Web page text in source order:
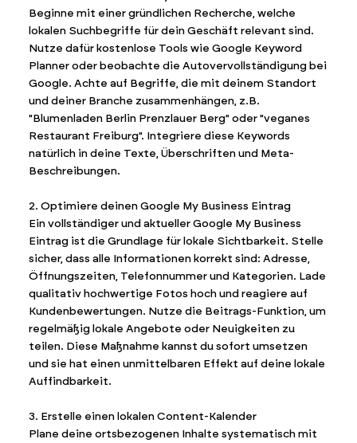
Beginne mit einer gründlichen Recherche, welche
lokalen Suchbegriffe für dein Geschäft relevant sind.
Nutze dafür kostenlose Tools wie Google Keyword
Planner oder beobachte die Autovervollständigung bei
Google. Achte auf Begriffe, die mit deinem Standort
und deiner Branche zusammenhängen, z.B.
"Blumenladen Berlin Prenzlauer Berg" oder "veganes
Restaurant Freiburg". Integriere diese Keywords
natürlich in deine Texte, Überschriften und Meta-
Beschreibungen.
2. Optimiere deinen Google My Business Eintrag
Ein vollständiger und aktueller Google My Business
Eintrag ist die Grundlage für lokale Sichtbarkeit. Stelle
sicher, dass alle Informationen korrekt sind: Adresse,
Öffnungszeiten, Telefonnummer und Kategorien. Lade
qualitativ hochwertige Fotos hoch und reagiere auf
Kundenbewertungen. Nutze die Beitrags-Funktion, um
regelmäßig lokale Angebote oder Neuigkeiten zu
teilen. Diese Maßnahme kannst du sofort umsetzen
und sie hat einen unmittelbaren Effekt auf deine lokale
Auffindbarkeit.
3. Erstelle einen lokalen Content-Kalender
Plane deine ortsbezogenen Inhalte systematisch mit